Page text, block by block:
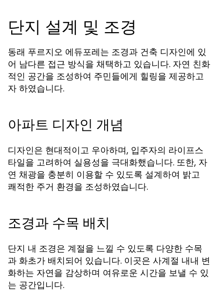
단지 설계 및 조경
동래 푸르지오 에듀포레는 조경과 건축 디자인에 있
어 남다른 접근 방식을 채택하고 있습니다. 자연 친화
적인 공간을 조성하여 주민들에게 힐링을 제공하고
자 하였습니다.
아파트 디자인 개념
디자인은 현대적이고 우아하며, 입주자의 라이프스
타일을 고려하여 실용성을 극대화했습니다. 또한, 자
연 채광을 충분히 이용할 수 있도록 설계하여 밝고
쾌적한 주거 환경을 조성하였습니다.
조경과 수목 배치
단지 내 조경은 계절을 느낄 수 있도록 다양한 수목
과 화초가 배치되어 있습니다. 이곳은 사계절 내내 변
화하는 자연을 감상하며 여유로운 시간을 보낼 수 있
는 공간입니다.